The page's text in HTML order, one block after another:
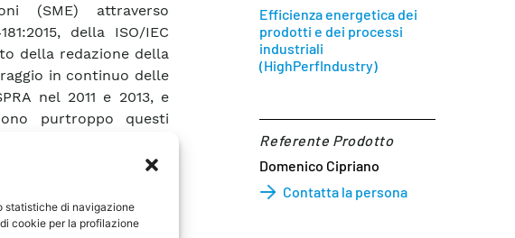
statistiche di navigazione
cookie per la profilazione
(SME) attraverso
della ISO/IEC
della redazione della
in continuo delle
nel 2011 e 2013, e
purtroppo questi
della gestione delle
espresse dovrebbero
strumento introdotto
ed il PMIP di Milano,
Efficienza energetica dei
prodotti e dei processi
industriali
(HighPerfIndustry)
Referente Prodotto​
Domenico Cipriano
Contatta la persona